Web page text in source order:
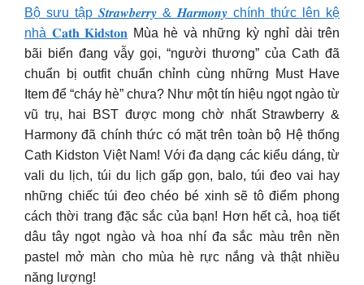
Bộ sưu tập 𝑺𝒕𝒓𝒂𝒘𝒃𝒆𝒓𝒓𝒚 & 𝑯𝒂𝒓𝒎𝒐𝒏𝒚 chính thức lên kệ
nhà 𝐂𝐚𝐭𝐡 𝐊𝐢𝐝𝐬𝐭𝐨𝐧 Mùa hè và những kỳ nghỉ dài trên
bãi biển đang vẫy gọi, “người thương” của Cath đã
chuẩn bị outfit chuẩn chỉnh cùng những Must Have
Item để “cháy hè” chưa? Như một tín hiệu ngọt ngào từ
vũ trụ, hai BST được mong chờ nhất Strawberry &
Harmony đã chính thức có mặt trên toàn bộ Hệ thống
Cath Kidston Việt Nam! Với đa dạng các kiểu dáng, từ
vali du lịch, túi du lịch gấp gọn, balo, túi đeo vai hay
những chiếc túi đeo chéo bé xinh sẽ tô điểm phong
cách thời trang đặc sắc của bạn! Hơn hết cả, hoạ tiết
dâu tây ngọt ngào và hoa nhí đa sắc màu trên nền
pastel mở màn cho mùa hè rực nắng và thật nhiều
năng lượng!